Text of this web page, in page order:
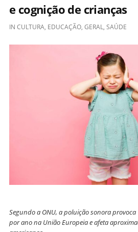
e cognição de crianças
IN CULTURA, EDUCAÇÃO, GERAL, SAÚDE
Segundo a ONU, a poluição sonora
por ano na União Europeia e afeta